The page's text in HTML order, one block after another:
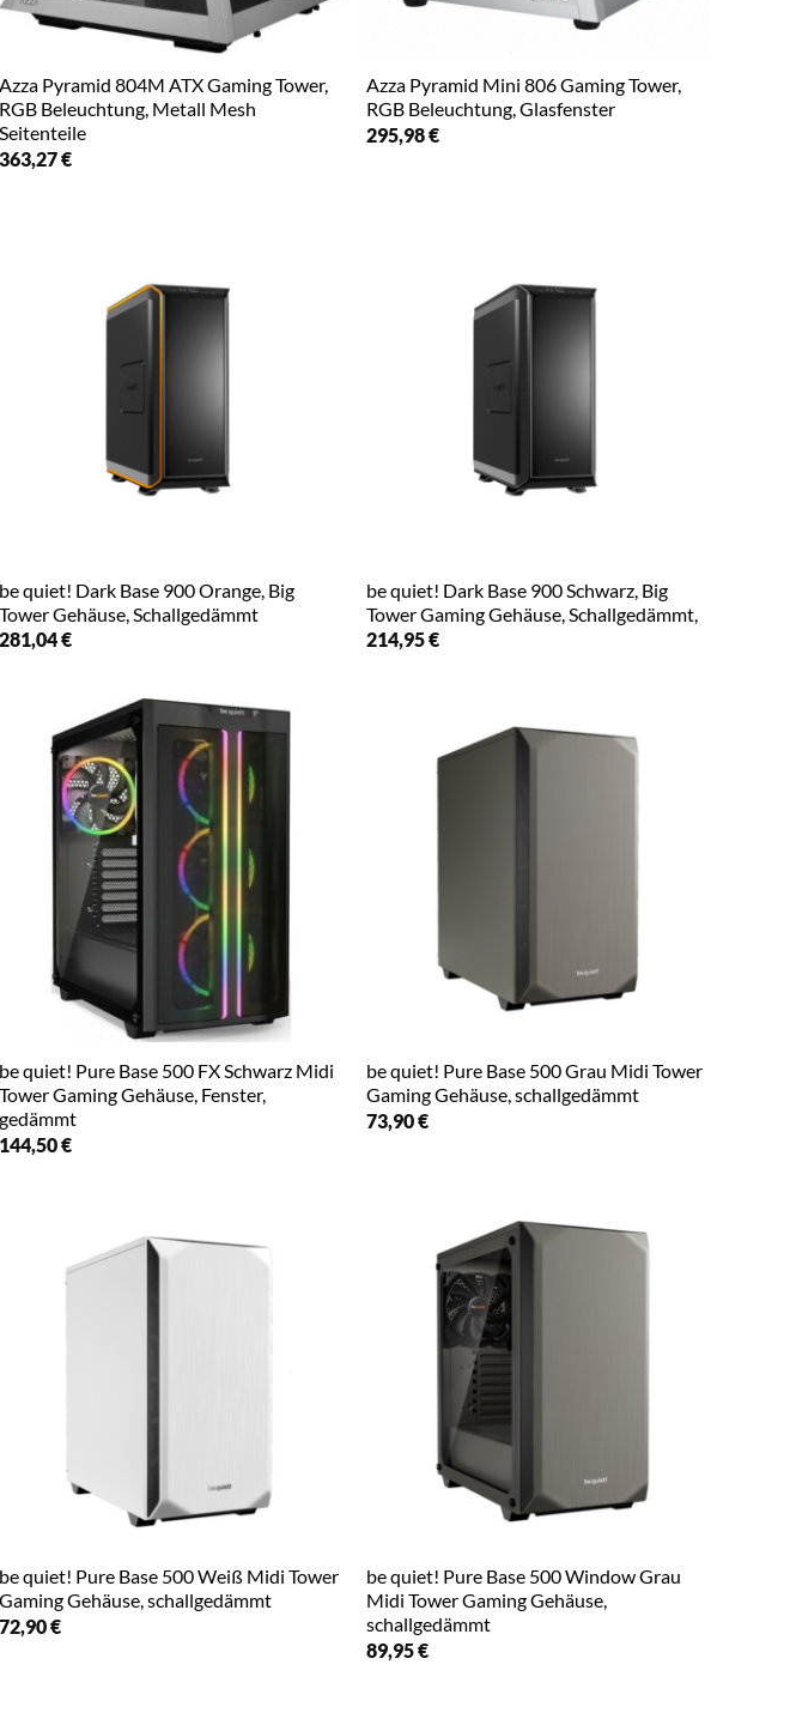
Azza Pyramid 804M ATX Gaming Tower,
RGB Beleuchtung, Metall Mesh
Seitenteile
363,27€
Azza Pyramid Mini 806 Gaming Tower,
RGB Beleuchtung, Glasfenster
295,98€
be quiet! Dark Base 900 Orange, Big
Tower Gehäuse, Schallgedämmt
281,04€
be quiet! Dark Base 900 Schwarz, Big
Tower Gaming Gehäuse, Schallgedämmt,
214,95€
be quiet! Pure Base 500 FX Schwarz Midi
Tower Gaming Gehäuse, Fenster,
gedämmt
144,50€
be quiet! Pure Base 500 Grau Midi Tower
Gaming Gehäuse, schallgedämmt
73,90€
be quiet! Pure Base 500 Weiß Midi Tower
Gaming Gehäuse, schallgedämmt
72,90€
be quiet! Pure Base 500 Window Grau
Midi Tower Gaming Gehäuse,
schallgedämmt
89,95€